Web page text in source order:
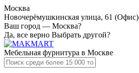
Москва
Новочерёмушкинская улица, 61 (Офис)
Ваш город — Москва?
Да, все верно Выбрать другой?
Мебельная фурнитура в Москве